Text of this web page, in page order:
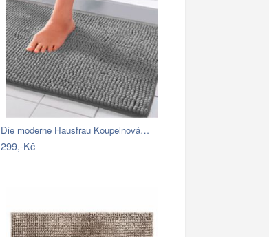
Die moderne Hausfrau Koupelnová…
299,-Kč